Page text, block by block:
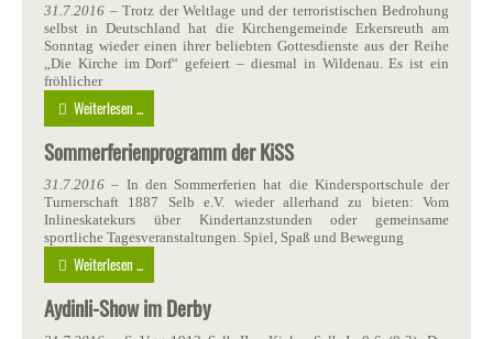
31.7.2016 – Trotz der Weltlage und der terroristischen Bedrohung
selbst in Deutschland hat die Kirchengemeinde Erkersreuth am
Sonntag wieder einen ihrer beliebten Gottesdienste aus der Reihe
„Die Kirche im Dorf“ gefeiert – diesmal in Wildenau. Es ist ein
fröhlicher
Weiterlesen ...
Sommerferienprogramm der KiSS
31.7.2016 – In den Sommerferien hat die Kindersportschule der
Turnerschaft 1887 Selb e.V. wieder allerhand zu bieten: Vom
Inlineskatekurs über Kindertanzstunden oder gemeinsame
sportliche Tagesveranstaltungen. Spiel, Spaß und Bewegung
Weiterlesen ...
Aydinli-Show im Derby